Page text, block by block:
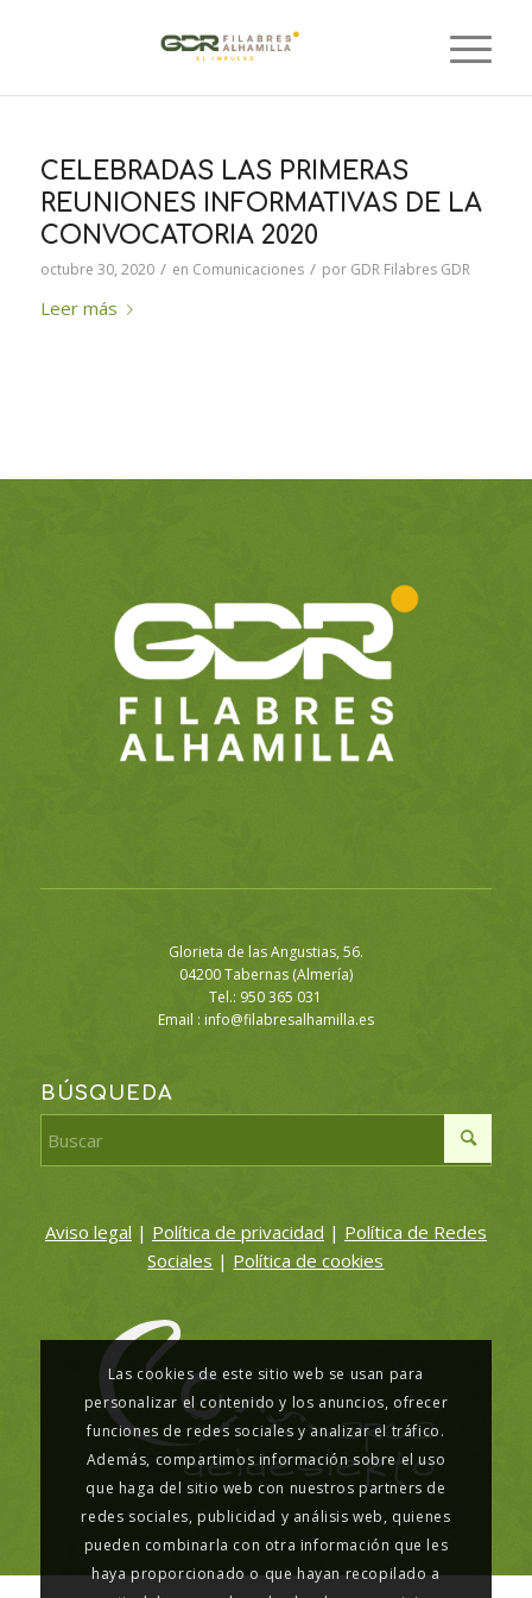
CELEBRADAS LAS PRIMERAS
REUNIONES INFORMATIVAS DE LA
CONVOCATORIA 2020
octubre 30, 2020 / en Comunicaciones / por GDR Filabres GDR
Leer más
Glorieta de las Angustias, 56.
04200 Tabernas (Almería)
Tel.: 950 365 031
Email : info@filabresalhamilla.es
BÚSQUEDA
Aviso legal | Política de privacidad | Política de Redes
Sociales | Política de cookies
Las cookies de este sitio web se usan para
personalizar el contenido y los anuncios, ofrecer
funciones de redes sociales y analizar el tráfico.
Además, compartimos información sobre el uso
que haga del sitio web con nuestros partners de
redes sociales, publicidad y análisis web, quienes
pueden combinarla con otra información que les
haya proporcionado o que hayan recopilado a